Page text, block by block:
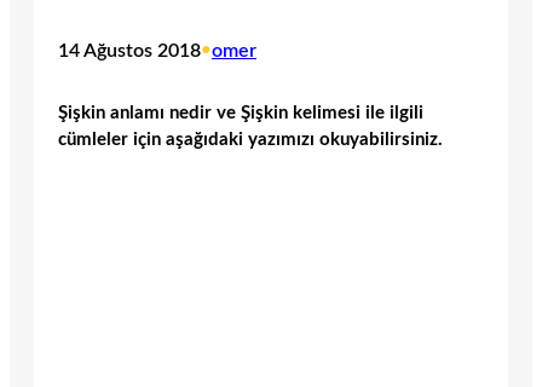
14 Ağustos 2018•omer
Şişkin anlamı nedir ve Şişkin kelimesi ile ilgili
cümleler için aşağıdaki yazımızı okuyabilirsiniz.